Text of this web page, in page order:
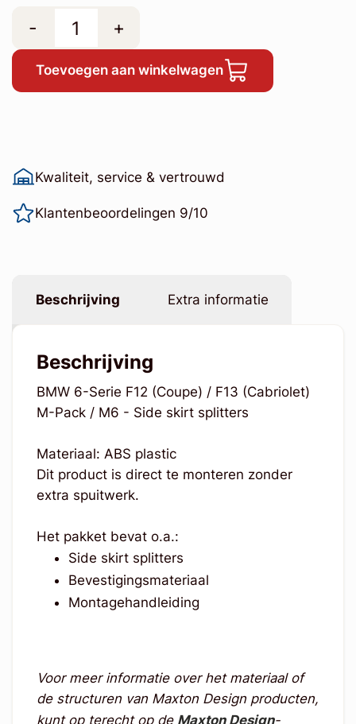
- +
Toevoegen aan winkelwagen
Kwaliteit, service & vertrouwd
Klantenbeoordelingen 9/10
Beschrijving Extra informatie
Beschrijving
BMW 6-Serie F12 (Coupe) / F13 (Cabriolet)
M-Pack / M6 - Side skirt splitters
Materiaal: ABS plastic
Dit product is direct te monteren zonder
extra spuitwerk.
Het pakket bevat o.a.:
Side skirt splitters
Bevestigingsmateriaal
Montagehandleiding
Voor meer informatie over het materiaal of
de structuren van Maxton Design producten,
kunt op terecht op de Maxton Design-